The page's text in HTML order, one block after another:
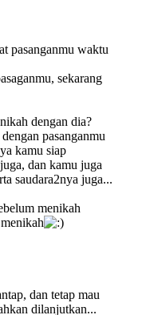
pasanganmu waktu
sekarang
dengan dia?
pasanganmu
kamu siap
dan kamu juga
saudara2nya juga...
menikah
dan tetap mau
dilanjutkan...